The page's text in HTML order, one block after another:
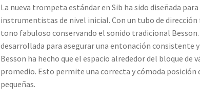
La nueva trompeta estándar en Sib ha sido diseñada
instrumentistas de nivel inicial. Con un tubo de dirección
tono fabuloso conservando el sonido tradicional
desarrollada para asegurar una entonación consistente
Besson ha hecho que el espacio alrededor del bloque de
promedio. Esto permite una correcta y cómoda posición
pequeñas.